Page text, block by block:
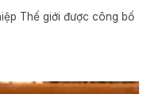
Thế giới được công bố